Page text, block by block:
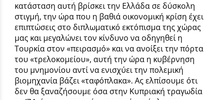
κατάσταση αυτή βρίσκει την Ελλάδα σε δύσκολη
στιγμή, την ώρα που η βαθιά οικονομική κρίση έχει
επιπτώσεις στο διπλωματικό εκτόπισμα της χώρας
μας και μεγαλώνει τον κίνδυνο να οδηγηθεί η
Τουρκία στον «πειρασμό» και να ανοίξει την πόρτα
του «τρελοκομείου», αυτή την ώρα η κυβέρνηση
του μνημονίου αντί να ενισχύει την πολεμική
βιομηχανία βάζει «ταφόπλακα». Ας ελπίσουμε ότι
δεν θα ξαναζήσουμε όσα στην Κυπριακή τραγωδία